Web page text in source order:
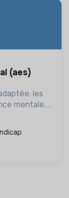
les
mentale,